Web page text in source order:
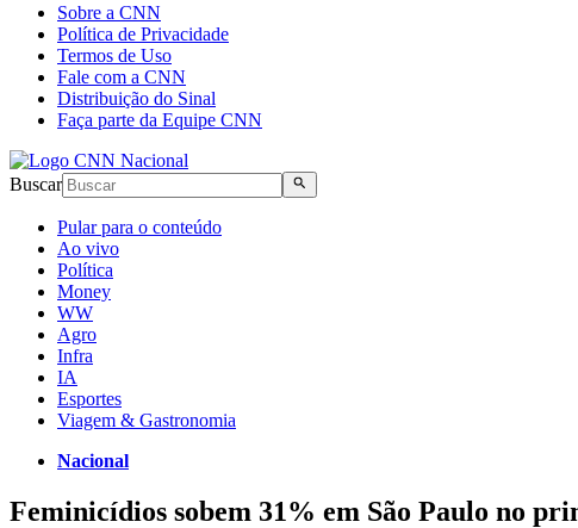
Sobre a CNN
Política de Privacidade
Termos de Uso
Fale com a CNN
Distribuição do Sinal
Faça parte da Equipe CNN
Buscar
Pular para o conteúdo
Ao vivo
Política
Money
WW
Agro
Infra
IA
Esportes
Viagem & Gastronomia
Nacional
Feminicídios sobem 31% em São Paulo no